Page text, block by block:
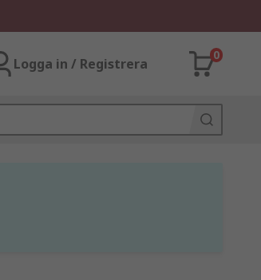
Logga in / Registrera
0